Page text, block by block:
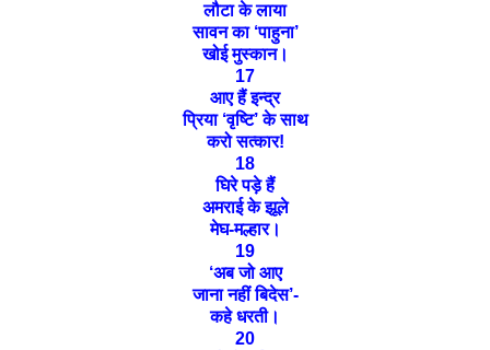
लौटा के लाया
सावन का ‘पाहुना’
खोई मुस्कान।
17
आए हैं इन्द्र
प्रिया ‘वृष्टि’के साथ
करो सत्कार!
18
घिरे पड़े हैं
अमराई के झूले
मेघ-मल्हार।
19
‘अब जो आए
जाना नहीं बिदेस’-
कहे धरती।
20